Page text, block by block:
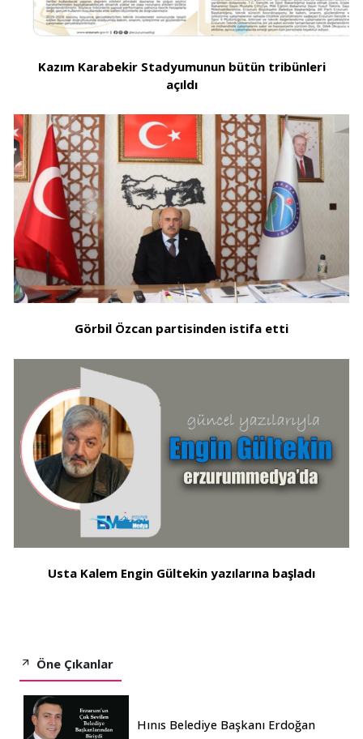
Kazım Karabekir Stadyumunun bütün tribünleri
açıldı
Görbil Özcan partisinden istifa etti
Usta Kalem Engin Gültekin yazılarına başladı
Öne Çıkanlar
Hınıs Belediye Başkanı Erdoğan